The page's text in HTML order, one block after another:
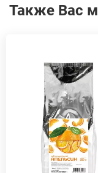
Также Вас